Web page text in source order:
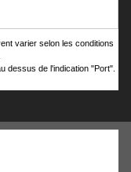
varier selon les conditions
dessus de l'indication "Port".